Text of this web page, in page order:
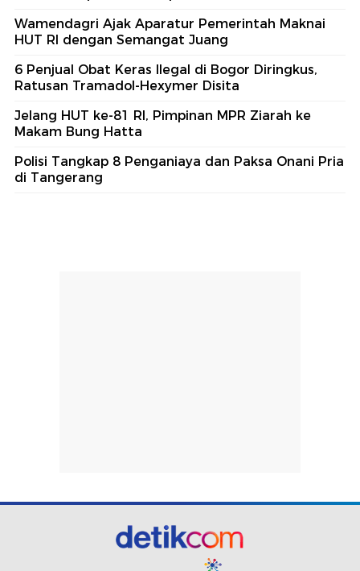
Wamendagri Ajak Aparatur Pemerintah Maknai
HUT RI dengan Semangat Juang
6 Penjual Obat Keras Ilegal di Bogor Diringkus,
Ratusan Tramadol-Hexymer Disita
Jelang HUT ke-81 RI, Pimpinan MPR Ziarah ke
Makam Bung Hatta
Polisi Tangkap 8 Penganiaya dan Paksa Onani Pria
di Tangerang